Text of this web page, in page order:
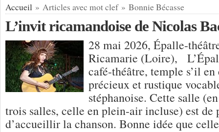
Accueil » Articles avec mot clef » Bonnie Bécasse
L’invit ricamandoise de Nicolas
28 mai 2026, Épalle-
Ricamarie (Loire),
café-théâtre, temple s’il
précieux et rustique
stéphanoise. Cette salle
trois salles, celle en plein-air incluse) est de
d’accueillir la chanson. Bonne idée que